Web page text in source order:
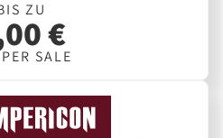
ZU
€
SALE